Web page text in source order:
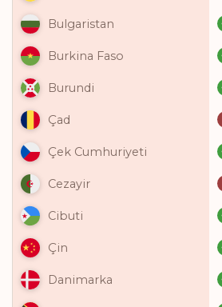
Bulgaristan
Burkina Faso
Burundi
Çad
Çek Cumhuriyeti
Cezayir
Cibuti
Çin
Danimarka